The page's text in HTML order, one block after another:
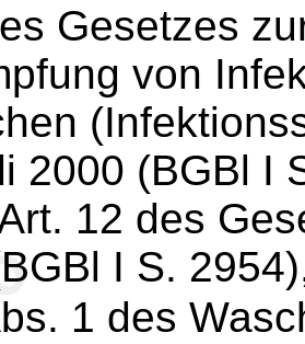
Gesetzes
von
2000 (BGBl I
12 des
I S.
1 des